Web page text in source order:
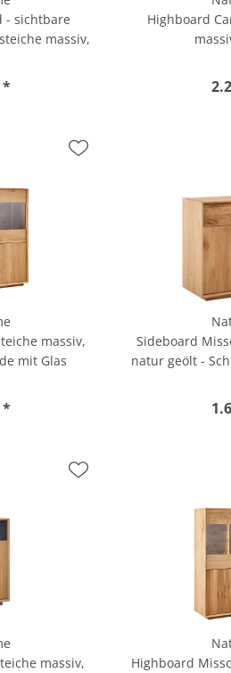
- sichtbare
massiv,
*
Highboard
massiv,
mit Glas
*
Sideboard
natur geölt -
massiv,
Highboard